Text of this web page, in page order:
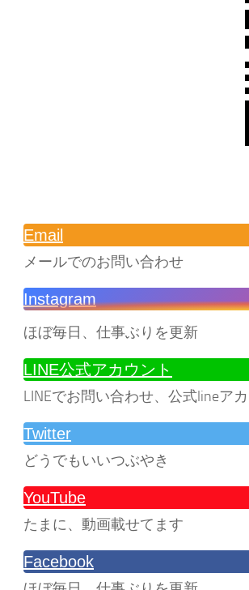
Email
メールでのお問い合わせ
Instagram
ほぼ毎日、仕事ぶりを更新
LINE公式アカウント
LINEでお問い合わせ、公式lineア
Twitter
どうでもいいつぶやき
YouTube
たまに、動画載せてます
Facebook